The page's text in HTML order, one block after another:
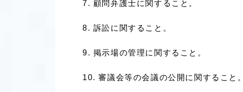
顧問弁護士に関すること。
訴訟に関すること。
掲示場の管理に関すること。
審議会等の会議の公開に関すること。